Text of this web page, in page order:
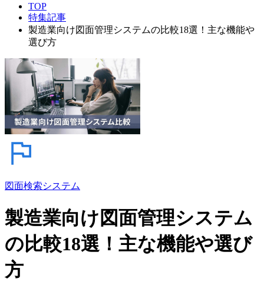
TOP
特集記事
製造業向け図面管理システムの比較18選！主な機能や
選び方
図面検索システム
製造業向け図面管理システム
の比較18選！主な機能や選び
方